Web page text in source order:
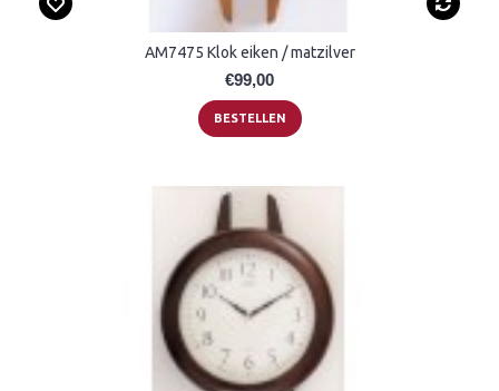
AM7475 Klok eiken / matzilver
€99,00
BESTELLEN